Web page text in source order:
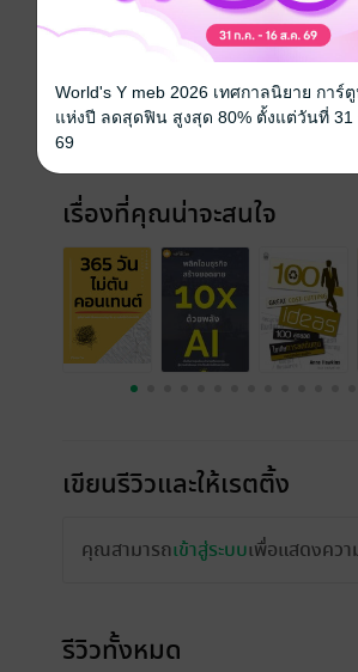
ประเภทไฟล์
ความยาว
ราคาปก
เรื่องที่คุณน่าจะสนใจ
เขียนรีวิวและให้เรตติ้ง
คุณสามารถเข้าสู่ระบบเพื่อแสดงควา
รีวิวทั้งหมด
World's Y meb 2026 เทศกาลนิยาย การ์
แห่งปี ลดสุดฟิน สูงสุด 80% ตั้งแต่วันที่ 31
69